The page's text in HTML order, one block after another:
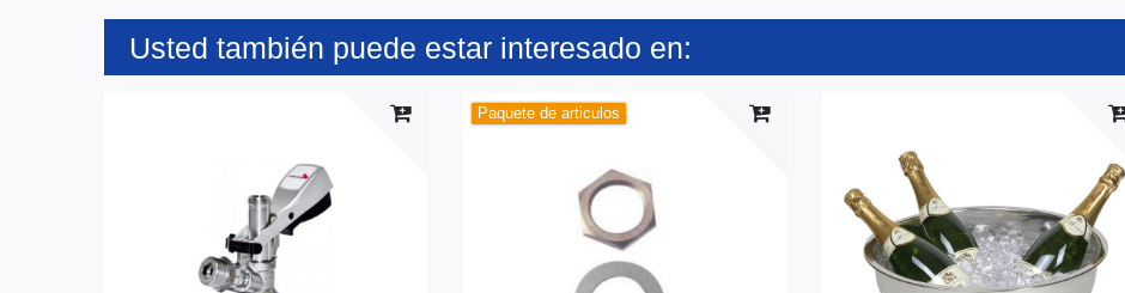
Usted también puede estar interesado en:
Paquete de articulos